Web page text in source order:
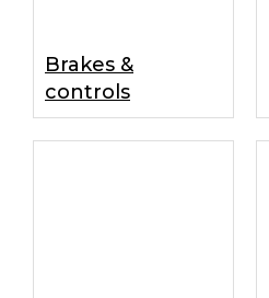
Brakes &
controls